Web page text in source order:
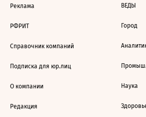
Реклама
РФРИТ
Справочник компаний
Подписка для юр.лиц
О компании
Редакция
ВЕДЫ
Город
Наука